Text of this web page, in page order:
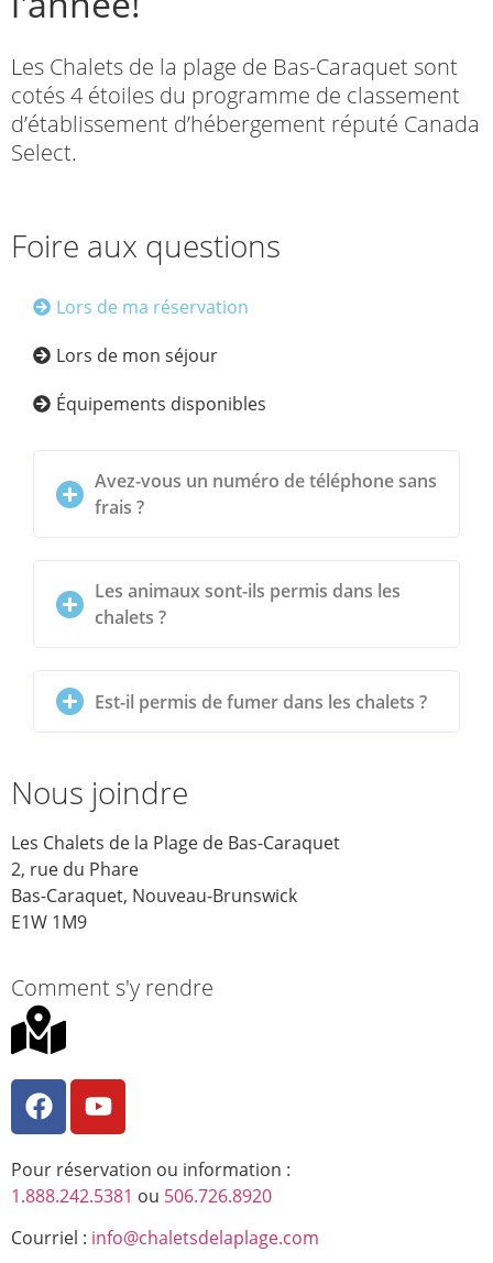
Les Chalets de la plage de Bas-Caraquet sont
cotés 4 étoiles du programme de classement
d’établissement d’hébergement réputé Canada
Select.
Foire aux questions
Lors de ma réservation
Lors de mon séjour
Équipements disponibles
Avez-vous un numéro de téléphone sans
frais ?
Les animaux sont-ils permis dans les
chalets ?
Est-il permis de fumer dans les chalets ?
Nous joindre
Les Chalets de la Plage de Bas-Caraquet
2, rue du Phare
Bas-Caraquet, Nouveau-Brunswick
E1W 1M9
Comment s'y rendre
Pour réservation ou information :
1.888.242.5381 ou 506.726.8920
Courriel : info@chaletsdelaplage.com